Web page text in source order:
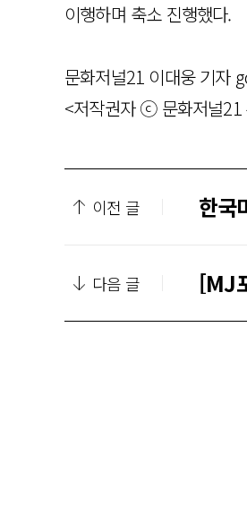
이행하며 축소 진행했다.
문화저널21 이대웅 기자
<저작권자 ⓒ 문화저널21
이전 글 한국
다음 글 [MJ